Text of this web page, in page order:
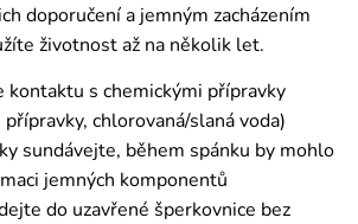
doporučení a jemným zacházením
životnost až na několik let.
kontaktu s chemickými přípravky
chlorovaná/slaná voda)
sundávejte, během spánku by mohlo
jemných komponentů
do uzavřené šperkovnice bez